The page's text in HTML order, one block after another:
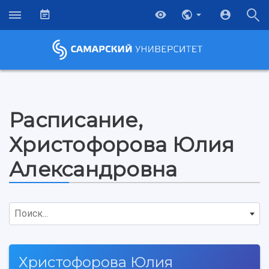
НАЗАД
Об университете
Новости
Образование
Научно-исследовательская деятельность
Расписание,
Христофорова Юлия
Александровна
Поиск...
Христофорова Юлия